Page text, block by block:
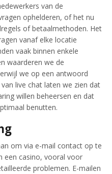
van de
ophelderen, of het nu
of betaalmethoden. Het
vanaf elke locatie
vaak binnen enkele
waarderen we de
we op een antwoord
live chat laten we zien dat
willen beheersen en dat
benutten.
om via e-mail contact op te
een casino, vooral voor
problemen. E-mailen